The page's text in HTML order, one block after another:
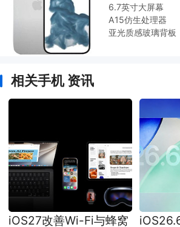
6.7英寸大屏幕
A15仿生处理器
亚光质感玻璃背板
相关手机 资讯
iOS27改善Wi-Fi与蜂窝